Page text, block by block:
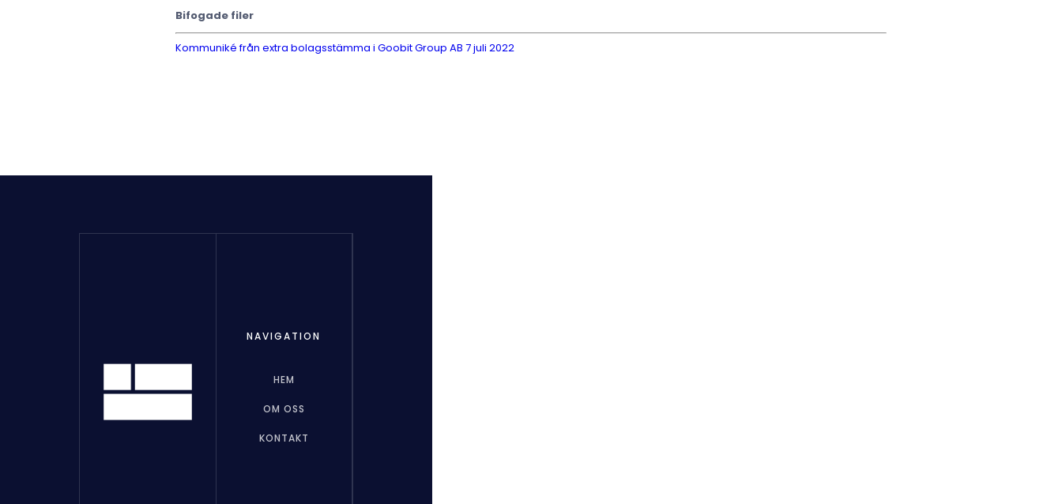
Bifogade filer
Kommuniké från extra bolagsstämma i Goobit Group AB 7 juli 2022
NAVIGATION
HEM
OM OSS
KONTAKT